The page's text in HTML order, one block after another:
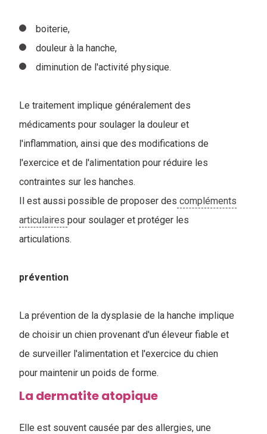
boiterie,
douleur à la hanche,
diminution de l'activité physique.
Le traitement implique généralement des
médicaments pour soulager la douleur et
l'inflammation, ainsi que des modifications de
l'exercice et de l'alimentation pour réduire les
contraintes sur les hanches.
Il est aussi possible de proposer des compléments
articulaires pour soulager et protéger les
articulations.
prévention
La prévention de la dysplasie de la hanche implique
de choisir un chien provenant d'un éleveur fiable et
de surveiller l'alimentation et l'exercice du chien
pour maintenir un poids de forme.
La dermatite atopique
Elle est souvent causée par des allergies, une